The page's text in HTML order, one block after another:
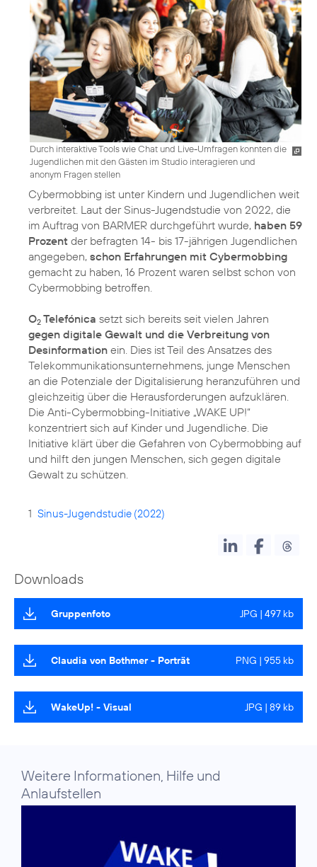
Durch interaktive Tools wie Chat und Live-Umfragen konnten die
Jugendlichen mit den Gästen im Studio interagieren und
anonym Fragen stellen
Cybermobbing ist unter Kindern und Jugendlichen weit
verbreitet. Laut der Sinus-Jugendstudie von 2022, die
im Auftrag von BARMER durchgeführt wurde, haben 59
Prozent der befragten 14- bis 17-jährigen Jugendlichen
angegeben, schon Erfahrungen mit Cybermobbing
gemacht zu haben, 16 Prozent waren selbst schon von
Cybermobbing betroffen.
O2 Telefónica setzt sich bereits seit vielen Jahren
gegen digitale Gewalt und die Verbreitung von
Desinformation ein. Dies ist Teil des Ansatzes des
Telekommunikations­unternehmens, junge Menschen
an die Potenziale der Digitalisierung heranzuführen und
gleichzeitig über die Herausforderungen aufzuklären.
Die Anti-Cybermobbing-Initiative „WAKE UP!“
konzentriert sich auf Kinder und Jugendliche. Die
Initiative klärt über die Gefahren von Cybermobbing auf
und hilft den jungen Menschen, sich gegen digitale
Gewalt zu schützen.
1 Sinus-Jugendstudie (2022)
Downloads
Gruppenfoto JPG | 497 kb
Claudia von Bothmer - Porträt PNG | 955 kb
WakeUp! - Visual JPG | 89 kb
Weitere Informationen, Hilfe und
Anlaufstellen